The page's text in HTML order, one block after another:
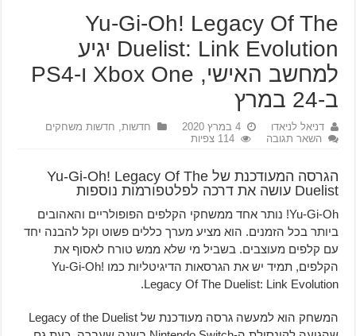
Yu-Gi-Oh! Legacy Of The
Duelist: Link Evolution יגיע
למחשב האישי, Xbox One ו-PS4
ב-24 במרץ
דניאל לניאדו 4 במרץ 2020 חדשות, חדשות משחקים
השאר תגובה
114 צפיות
הגרסה המעודכנת של Yu-Gi-Oh! Legacy Of The
Duelist עושה את דרכה לפלטפורמות נוספות
Yu-Gi-Oh! נותר אחד ממשחקי הקלפים הפופולריים והאהובים
ביותר בכל הזמנים. הוא מציע מערך כללים פשוט וקל להבנה יחד
עם קלפים מעוצבים. בשביל מי שלא ממש טורח לאסוף את
הקלפים, תמיד יש את הגרסאות הדיגיטליות כמו Yu-Gi-Oh!
Legacy Of The Duelist: Link Evolution.
המשחק הוא למעשה גרסה מעודכנת של Legacy of the Duelist